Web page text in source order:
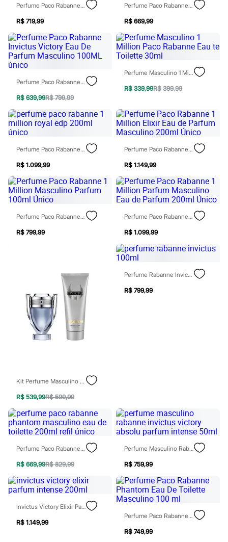
Biquínis
Maiôs
Saídas de praia
Personagens
Plus size
Blusas e Camisetas
Calças
Casacos e Jaquetas
Jeans
Shorts e Saias
Vestidos
Masculino
Em alta
Dia dos Pais
Inverno
Novidades
Roupas
Bermudas
Camisas
Calças
Camisetas e Regatas
Jeans
Polos
Acessórios
Relógios
Calçados
Botas
Chinelos
Sapatos
Sandálias e Papetes
Camisetas
Calças
Calçados
Regatas
Moda íntima
Cuecas
Meias
Pijamas
Personagens
Plus size
Blusas e Camisetas
Calças
Camisas
Casacos e Jaquetas
Jeans
Moda esportiva
Perfume Paco Rabanne 1 Million Masculino Eau De Toilette 100ml Único
R$ 719,99
Perfume Paco Rabanne 1 Million Masculino Parfum 50ml Único
R$ 669,99
Perfume Paco Rabanne Invictus Victory Eau De Parfum Masculino 100ML Único
R$ 639,99R$ 799,99
Perfume Masculino 1 Million Paco Rabanne Eau Te Toilette 30ml
R$ 339,99R$ 399,99
Perfume Paco Rabanne 1 Million Royal Edp 200ml Único
R$ 1.099,99
Perfume Paco Rabanne 1 Million Elixir Eau De Parfum Masculino 200ml Único
R$ 1.149,99
Perfume Paco Rabanne 1 Million Masculino Parfum 100ml Único
R$ 799,99
Perfume Paco Rabanne 1 Million Parfum Masculino Eau De Parfum 200ml Único
R$ 1.099,99
Kit Perfume Masculino Rabanne Invictus Edt 50ml Shampoo 100ml
R$ 539,99R$ 599,99
Perfume Rabanne Invictus 100ml
R$ 799,99
Perfume Paco Rabanne Phantom Masculino Eau De Toilette 200ml Refil Único
R$ 669,99R$ 829,99
Perfume Masculino Rabanne Invictus Victory Absolu Parfum Intense 50ml
R$ 759,99
Invictus Victory Elixir Parfum Intense 200ml
R$ 1.149,99
Perfume Paco Rabanne Phantom Eau De Toilette Masculino 100 Ml
R$ 749,99